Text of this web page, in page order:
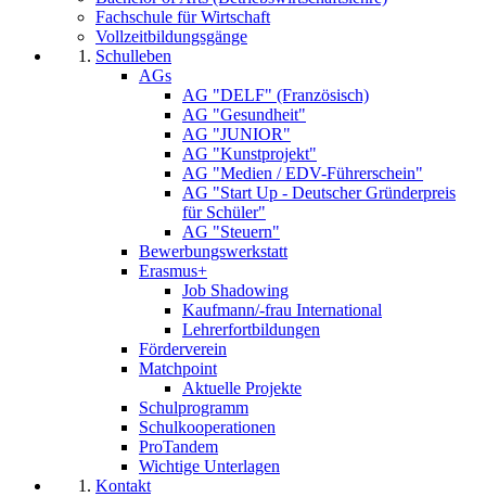
Fachschule für Wirtschaft
Vollzeitbildungsgänge
Schulleben
AGs
AG "DELF" (Französisch)
AG "Gesundheit"
AG "JUNIOR"
AG "Kunstprojekt"
AG "Medien / EDV-Führerschein"
AG "Start Up - Deutscher Gründerpreis
für Schüler"
AG "Steuern"
Bewerbungswerkstatt
Erasmus+
Job Shadowing
Kaufmann/-frau International
Lehrerfortbildungen
Förderverein
Matchpoint
Aktuelle Projekte
Schulprogramm
Schulkooperationen
ProTandem
Wichtige Unterlagen
Kontakt